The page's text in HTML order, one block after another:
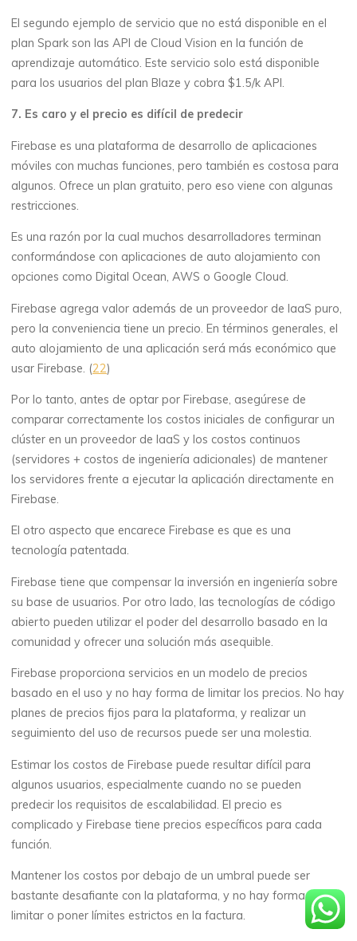
El segundo ejemplo de servicio que no está disponible en el
plan Spark son las API de Cloud Vision en la función de
aprendizaje automático. Este servicio solo está disponible
para los usuarios del plan Blaze y cobra $1.5/k API.
7. Es caro y el precio es difícil de predecir
Firebase es una plataforma de desarrollo de aplicaciones
móviles con muchas funciones, pero también es costosa para
algunos. Ofrece un plan gratuito, pero eso viene con algunas
restricciones.
Es una razón por la cual muchos desarrolladores terminan
conformándose con aplicaciones de auto alojamiento con
opciones como Digital Ocean, AWS o Google Cloud.
Firebase agrega valor además de un proveedor de IaaS puro,
pero la conveniencia tiene un precio. En términos generales, el
auto alojamiento de una aplicación será más económico que
usar Firebase. (22)
Por lo tanto, antes de optar por Firebase, asegúrese de
comparar correctamente los costos iniciales de configurar un
clúster en un proveedor de IaaS y los costos continuos
(servidores + costos de ingeniería adicionales) de mantener
los servidores frente a ejecutar la aplicación directamente en
Firebase.
El otro aspecto que encarece Firebase es que es una
tecnología patentada.
Firebase tiene que compensar la inversión en ingeniería sobre
su base de usuarios. Por otro lado, las tecnologías de código
abierto pueden utilizar el poder del desarrollo basado en la
comunidad y ofrecer una solución más asequible.
Firebase proporciona servicios en un modelo de precios
basado en el uso y no hay forma de limitar los precios. No hay
planes de precios fijos para la plataforma, y ​​realizar un
seguimiento del uso de recursos puede ser una molestia.
Estimar los costos de Firebase puede resultar difícil para
algunos usuarios, especialmente cuando no se pueden
predecir los requisitos de escalabilidad. El precio es
complicado y Firebase tiene precios específicos para cada
función.
Mantener los costos por debajo de un umbral puede ser
bastante desafiante con la plataforma, y ​​no hay forma de
limitar o poner límites estrictos en la factura.